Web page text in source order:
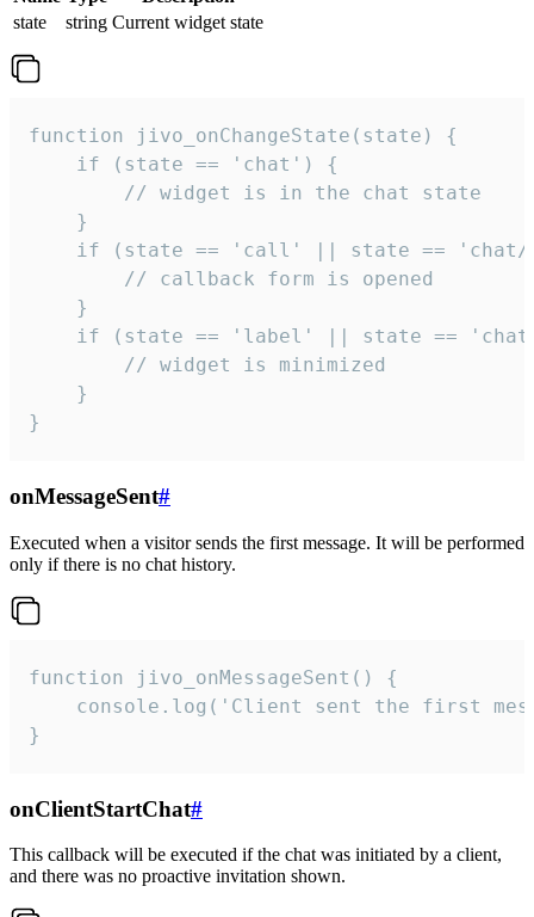
state
string Current widget state
function jivo_onChangeState(state) {
    if (state == 'chat') {
        // widget is in the chat state
    }
if (state == 'call' || state ==
        // callback form is opened
    }
if (state == 'label' || state ==
        // widget is minimized
    }
}
onMessageSent#
Executed when a visitor sends the first message. It will be performed
only if there is no chat history.
function jivo_onMessageSent() {
console.log('Client sent the first
}
onClientStartChat#
This callback will be executed if the chat was initiated by a client,
and there was no proactive invitation shown.